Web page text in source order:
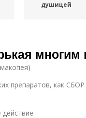
душицей
препаратов, как